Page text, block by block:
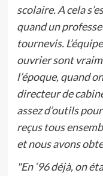
scolaire. A cela
quand un
tournevis.
ouvrier sont
l’époque, quand
directeur de
assez d’outils
reçus tous
et nous avons
"En ‘96 déjà, on